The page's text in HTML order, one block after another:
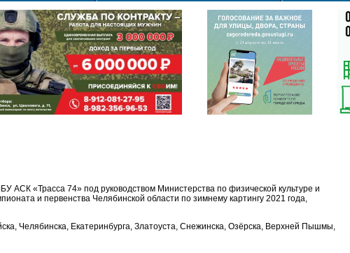
АСК «Трасса 74» под руководством Министерства по физической культуре и
и первенства Челябинской области по зимнему картингу 2021 года,
Челябинска, Екатеринбурга, Златоуста, Снежинска, Озёрска, Верхней Пышмы,